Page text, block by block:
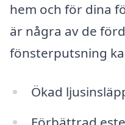
hem och för dina
är några av de
fönsterputsning
Ökad